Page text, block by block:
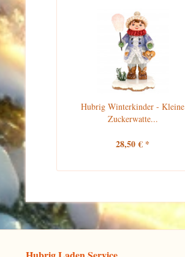
Hubrig Winterkinder - Kleine
Zuckerwatte...
28,50 € *